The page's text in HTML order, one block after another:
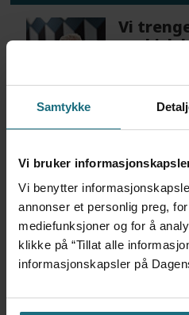
Samtykke
Vi bruker
Vi benytter
annonser et personlig preg,
mediefunksjoner og for å
klikke på “Tillat alle
informasjonskapsler på
Vi
psykisk
Flytter
helt
forvakt
5
Var